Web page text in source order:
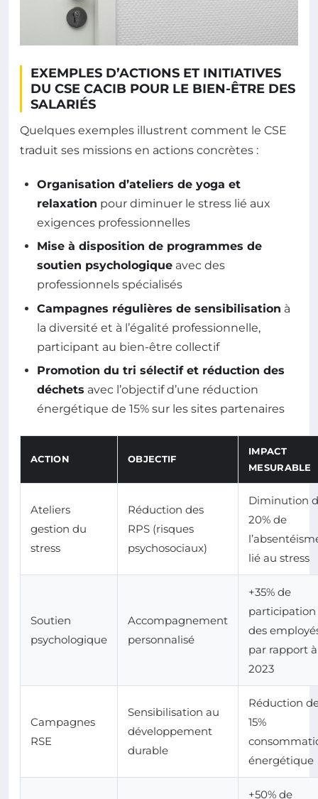
EXEMPLES D’ACTIONS ET INITIATIVES
DU CSE CACIB POUR LE BIEN-ÊTRE DES
SALARIÉS
Quelques exemples illustrent comment le CSE
traduit ses missions en actions concrètes :
Organisation d’ateliers de yoga et
relaxation pour diminuer le stress lié aux
exigences professionnelles
Mise à disposition de programmes de
soutien psychologique avec des
professionnels spécialisés
Campagnes régulières de sensibilisation à
la diversité et à l’égalité professionnelle,
participant au bien-être collectif
Promotion du tri sélectif et réduction des
déchets avec l’objectif d’une réduction
énergétique de 15% sur les sites partenaires
ACTION OBJECTIF
IMPACT
MESURABLE
Ateliers
gestion du
stress
Réduction des
RPS (risques
psychosociaux)
Diminution
20% de
lié au stress
Soutien
psychologique
Accompagnement
personnalisé
+35% de
participation
des
par rapport à
2023
Campagnes
RSE
Sensibilisation au
développement
durable
Réduction
15%
énergétique
+50% de